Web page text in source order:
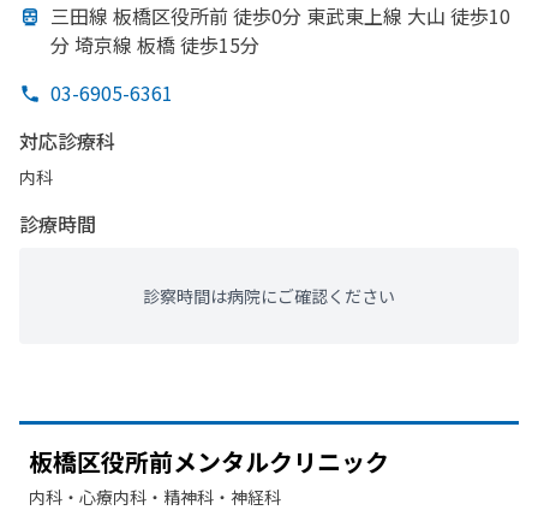
三田線 板橋区役所前 徒歩0分 東武東上線 大山 徒歩10
分 埼京線 板橋 徒歩15分
03-6905-6361
対応診療科
内科
診療時間
診察時間は病院にご確認ください
板橋区役所前メンタルクリニック
内科・​心療内科・​精神科・神経科